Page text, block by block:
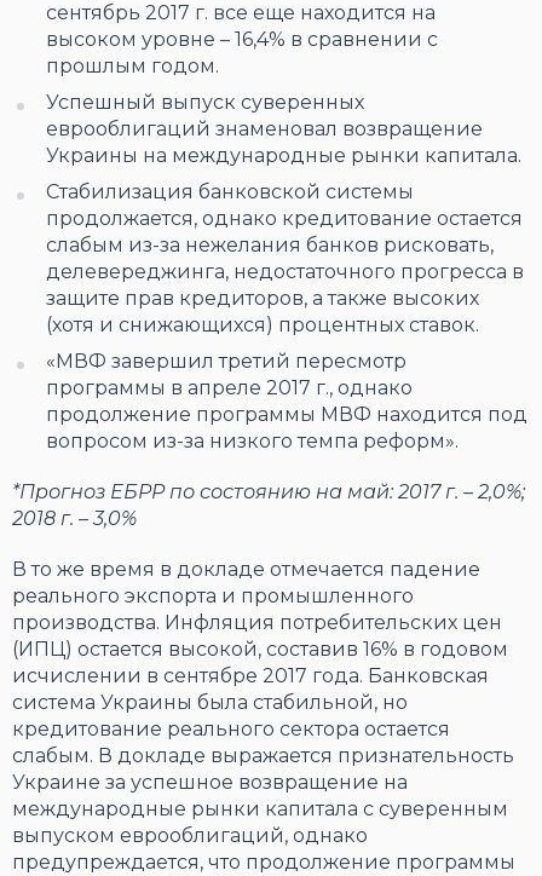
сентябрь 2017 г. все еще находится на
высоком уровне – 16,4% в сравнении с
прошлым годом.
Успешный выпуск суверенных
еврооблигаций знаменовал возвращение
Украины на международные рынки капитала.
Стабилизация банковской системы
продолжается, однако кредитование остается
слабым из-за нежелания банков рисковать,
делевереджинга, недостаточного прогресса в
защите прав кредиторов, а также высоких
(хотя и снижающихся) процентных ставок.
«МВФ завершил третий пересмотр
программы в апреле 2017 г., однако
продолжение программы МВФ находится под
вопросом из-за низкого темпа реформ».
*Прогноз ЕБРР по состоянию на май: 2017 г. – 2,0%;
2018 г. – 3,0%
В то же время в докладе отмечается падение
реального экспорта и промышленного
производства. Инфляция потребительских цен
(ИПЦ) остается высокой, составив 16% в годовом
исчислении в сентябре 2017 года. Банковская
система Украины была стабильной, но
кредитование реального сектора остается
слабым. В докладе выражается признательность
Украине за успешное возвращение на
международные рынки капитала с суверенным
выпуском еврооблигаций, однако
предупреждается, что продолжение программы